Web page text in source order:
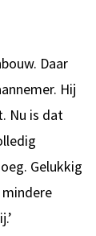
Daar
Hij
Nu is dat
Gelukkig